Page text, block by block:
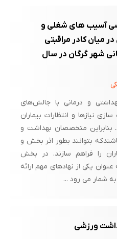
آسیب های شغلی و
میان کادر مراقبتی
شهر گرگان در سال
و درمانی با جالش‌های
نیازها و انتظارات بیماران
متخصصان بهداشت و
بتوانند بطور اثر بخش و
را فراهم سازند. در بخش
یکی از نهادهای مهم ارائه
شمار می رود ...
ورزشی